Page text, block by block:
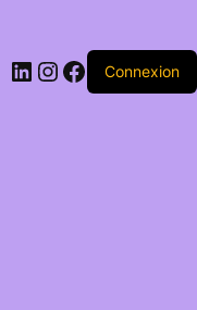
LinkedIn
Instagram
Facebook
Connexion